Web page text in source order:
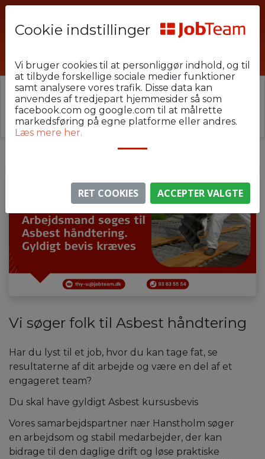
⚠️ Denne jobannonce er udløbet.
Stillingen er ikke længere aktiv, men du kan
lignende annoncer her.
Vi søger folk til Asbest håndtering
Har du lyst til et job, hvor du kan tage fat, se
resultaterne af dit arbejde og være en del af et
engageret team?
Du skal have gyldigt Asbest kursusbevis
Vores samarbejdspartner nær Hanstholm søger
en arbejdsom og stabil medarbejder, der kan
bidrage til den daglige drift og løse praktiske
Cookie indstillinger
Vi bruger cookies til at personliggør indhold, og til
at tilbyde forskellige sociale medier funktioner
samt analysere vores trafik. Disse data kan
anvendes af tredjepart hjemmesider så som
facebook.com og google.com til at målrette
markedsføring på egne platforme eller andres.
Læs mere her.
RET COOKIES ACCEPTER VALGTE